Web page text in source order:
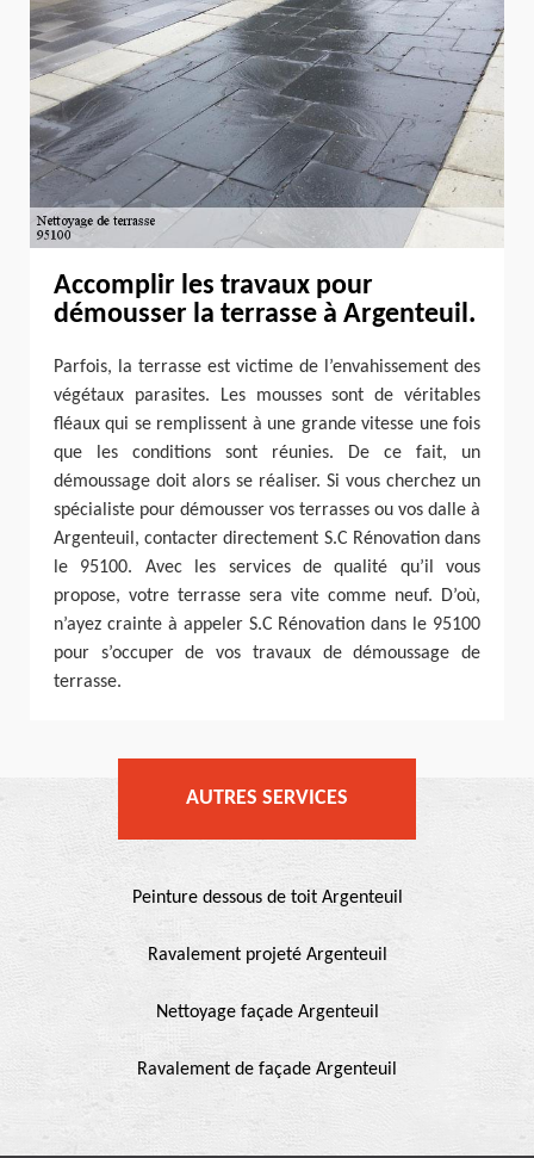
Accomplir les travaux pour
démousser la terrasse à Argenteuil.
Parfois, la terrasse est victime de l’envahissement des
végétaux parasites. Les mousses sont de véritables
fléaux qui se remplissent à une grande vitesse une fois
que les conditions sont réunies. De ce fait, un
démoussage doit alors se réaliser. Si vous cherchez un
spécialiste pour démousser vos terrasses ou vos dalle à
Argenteuil, contacter directement S.C Rénovation dans
le 95100. Avec les services de qualité qu’il vous
propose, votre terrasse sera vite comme neuf. D’où,
n’ayez crainte à appeler S.C Rénovation dans le 95100
pour s’occuper de vos travaux de démoussage de
terrasse.
AUTRES SERVICES
Peinture dessous de toit Argenteuil
Ravalement projeté Argenteuil
Nettoyage façade Argenteuil
Ravalement de façade Argenteuil